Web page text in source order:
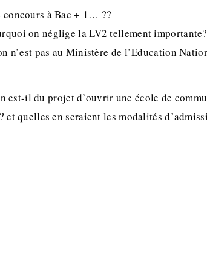
à Bac + 1… ??
on néglige la LV2 tellement
n’est pas au Ministère de l’Education
est-il du projet d’ouvrir une école de
et quelles en seraient les modalités